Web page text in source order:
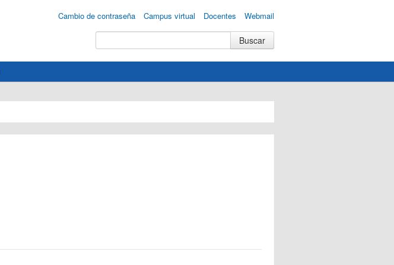
Cambio de contraseña Campus virtual Docentes Webmail